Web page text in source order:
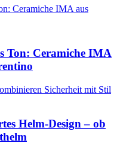
Ton: Ceramiche IMA
Helm-Design – ob